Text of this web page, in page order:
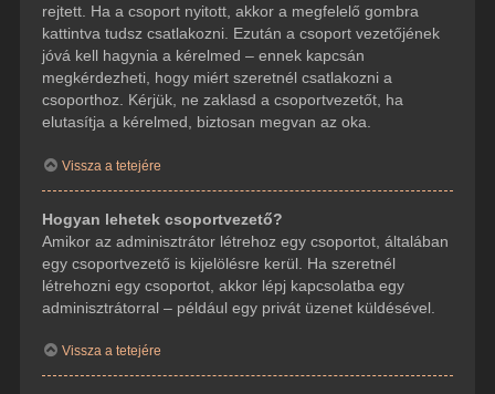
rejtett. Ha a csoport nyitott, akkor a megfelelő gombra
kattintva tudsz csatlakozni. Ezután a csoport vezetőjének
jóvá kell hagynia a kérelmed – ennek kapcsán
megkérdezheti, hogy miért szeretnél csatlakozni a
csoporthoz. Kérjük, ne zaklasd a csoportvezetőt, ha
elutasítja a kérelmed, biztosan megvan az oka.
Vissza a tetejére
Hogyan lehetek csoportvezető?
Amikor az adminisztrátor létrehoz egy csoportot, általában
egy csoportvezető is kijelölésre kerül. Ha szeretnél
létrehozni egy csoportot, akkor lépj kapcsolatba egy
adminisztrátorral – például egy privát üzenet küldésével.
Vissza a tetejére